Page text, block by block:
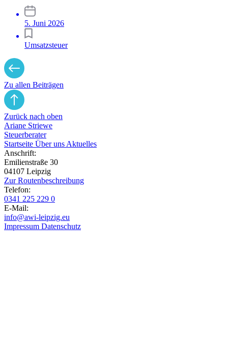
5. Juni 2026
Umsatzsteuer
Zu allen Beiträgen
Zurück nach oben
Ariane Striewe
Steuerberater
Startseite Über uns Aktuelles
Anschrift:
Emilienstraße 30
04107 Leipzig
Zur Routen­beschreibung
Telefon:
0341 225 229 0
E-Mail:
info@awi-leipzig.eu
Impressum Datenschutz